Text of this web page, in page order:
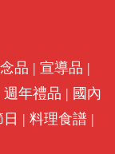
品 | 宣導品 |
週年禮品 | 國內
| 料理食譜 |